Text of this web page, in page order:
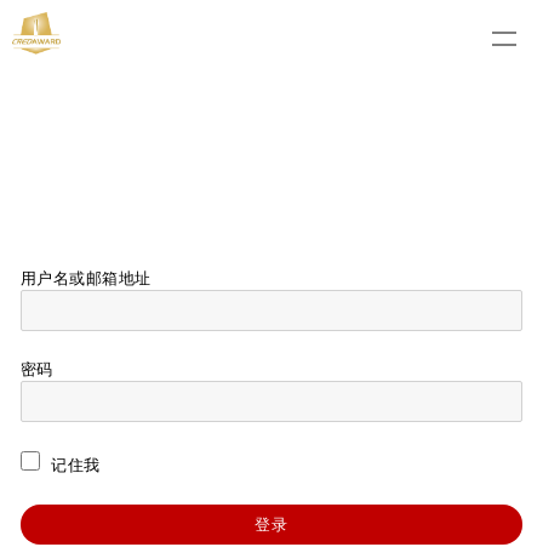
用户名或邮箱地址
密码
记住我